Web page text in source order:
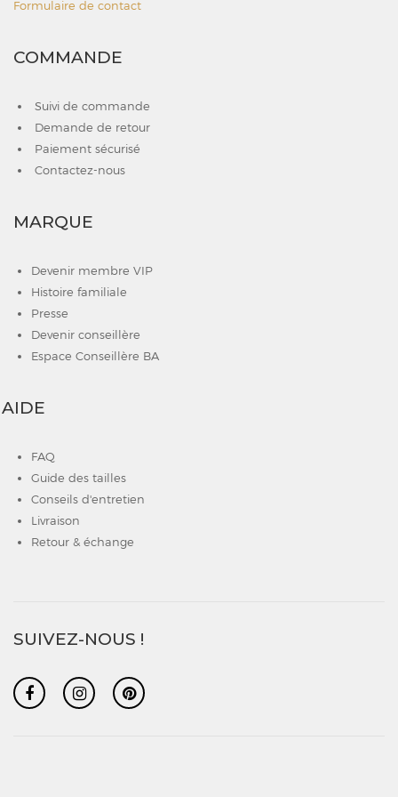
Formulaire de contact
COMMANDE
Suivi de commande
Demande de retour
Paiement sécurisé
Contactez-nous
MARQUE
Devenir membre VIP
Histoire familiale
Presse
Devenir conseillère
Espace Conseillère BA
AIDE
FAQ
Guide des tailles
Conseils d'entretien
Livraison
Retour & échange
SUIVEZ-NOUS !